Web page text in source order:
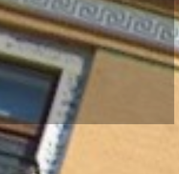
Forside
Om
os
(GDPR)